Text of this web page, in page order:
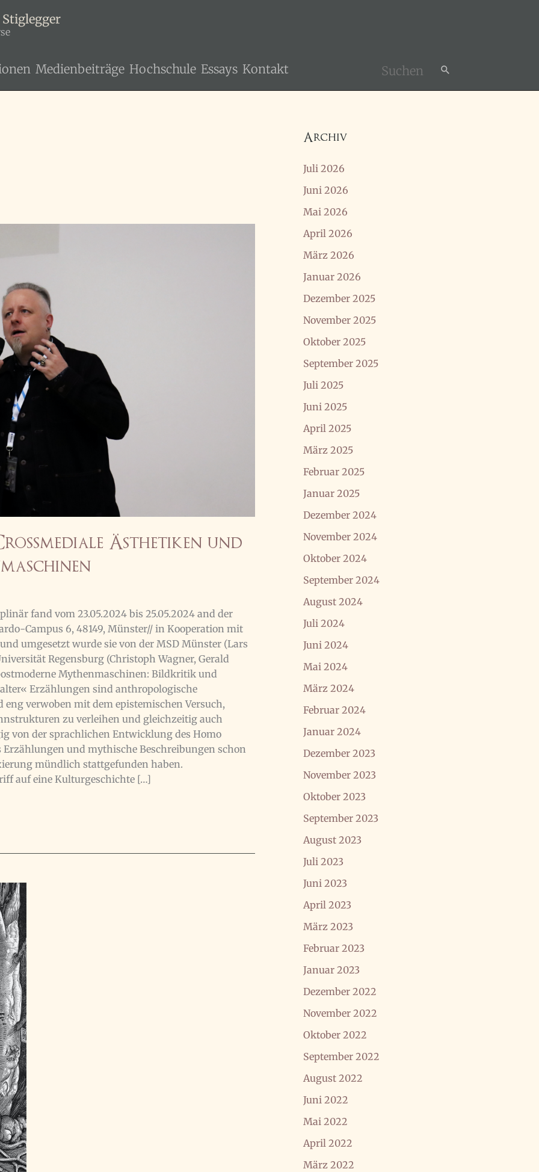
Medienbeiträge Hochschule Essays Kontakt
Search
Ästhetiken und
fand vom 23.05.2024 bis 25.05.2024 and der
Campus 6, 48149, Münster// in Kooperation mit
umgesetzt wurde sie von der MSD Münster (Lars
Regensburg (Christoph Wagner, Gerald
Mythenmaschinen: Bildkritik und
Erzählungen sind anthropologische
verwoben mit dem epistemischen Versuch,
zu verleihen und gleichzeitig auch
von der sprachlichen Entwicklung des Homo
Erzählungen und mythische Beschreibungen schon
mündlich stattgefunden haben.
auf eine Kulturgeschichte […]
Archiv
Juli 2026
Juni 2026
Mai 2026
April 2026
März 2026
Januar 2026
Dezember 2025
November 2025
Oktober 2025
September 2025
Juli 2025
Juni 2025
April 2025
März 2025
Februar 2025
Januar 2025
Dezember 2024
November 2024
Oktober 2024
September 2024
August 2024
Juli 2024
Juni 2024
Mai 2024
März 2024
Februar 2024
Januar 2024
Dezember 2023
November 2023
Oktober 2023
September 2023
August 2023
Juli 2023
Juni 2023
April 2023
März 2023
Februar 2023
Januar 2023
Dezember 2022
November 2022
Oktober 2022
September 2022
August 2022
Juni 2022
Mai 2022
April 2022
März 2022